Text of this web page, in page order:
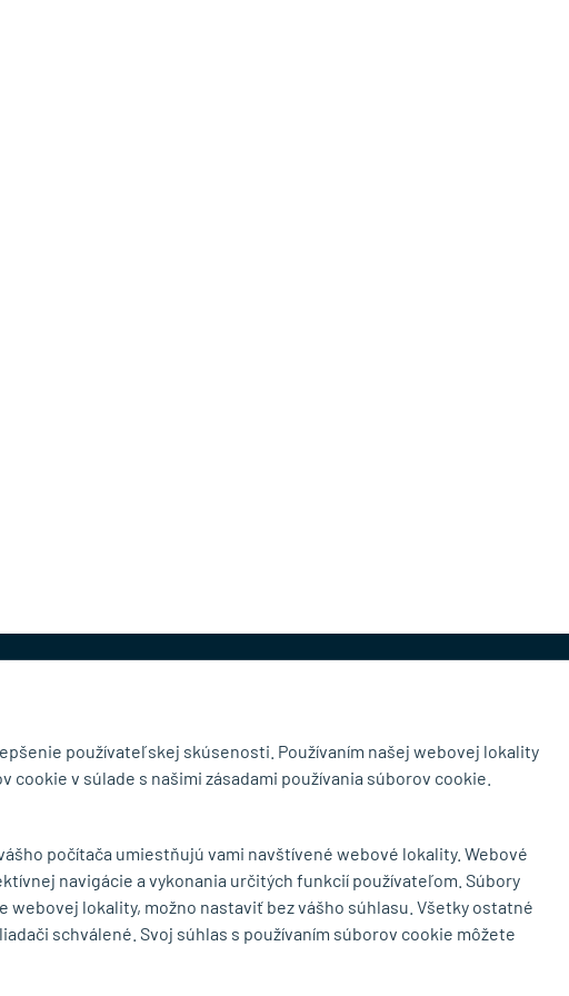
Doručenie a osobný odber
Obchodné podmienky
Reklamačný poriadok
Ochrana osobných údajov
používateľskej skúsenosti. Používaním našej webovej lokality
v súlade s našimi zásadami používania súborov cookie.
počítača umiestňujú vami navštívené webové lokality. Webové
navigácie a vykonania určitých funkcií používateľom. Súbory
lokality, možno nastaviť bez vášho súhlasu. Všetky ostatné
schválené. Svoj súhlas s používaním súborov cookie môžete